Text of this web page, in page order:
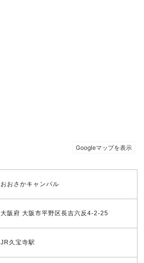
おおさかキャンパル
大阪府 大阪市平野区長吉六反4-2-25
JR久宝寺駅